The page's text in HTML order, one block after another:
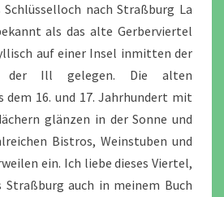
nach Straßburg La
als das alte Gerberviertel
auf einer Insel inmitten der
Ill gelegen. Die alten
dem 16. und 17. Jahrhundert mit
glänzen in der Sonne und
Bistros, Weinstuben und
ein. Ich liebe dieses Viertel,
auch in meinem Buch